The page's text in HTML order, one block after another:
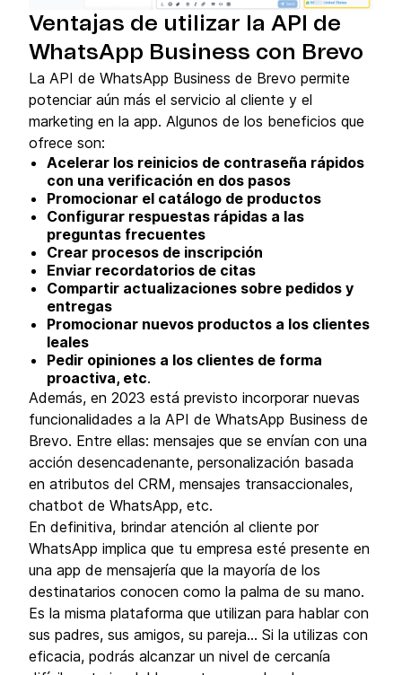
Ventajas de utilizar la API de
WhatsApp Business con Brevo
La API de WhatsApp Business de Brevo permite
potenciar aún más el servicio al cliente y el
marketing en la app. Algunos de los beneficios que
ofrece son:
Acelerar los reinicios de contraseña rápidos
con una verificación en dos pasos
Promocionar el catálogo de productos
Configurar respuestas rápidas a las
preguntas frecuentes
Crear procesos de inscripción
Enviar recordatorios de citas
Compartir actualizaciones sobre pedidos y
entregas
Promocionar nuevos productos a los clientes
leales
Pedir opiniones a los clientes de forma
proactiva, etc.
Además, en 2023 está previsto incorporar nuevas
funcionalidades a la API de WhatsApp Business de
Brevo. Entre ellas: mensajes que se envían con una
acción desencadenante, personalización basada
en atributos del CRM, mensajes transaccionales,
chatbot de WhatsApp, etc.
En definitiva, brindar atención al cliente por
WhatsApp implica que tu empresa esté presente en
una app de mensajería que la mayoría de los
destinatarios conocen como la palma de su mano.
Es la misma plataforma que utilizan para hablar con
sus padres, sus amigos, su pareja… Si la utilizas con
eficacia, podrás alcanzar un nivel de cercanía